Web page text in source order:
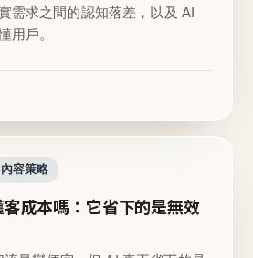
需求之間的認知落差，以及 AI
用戶。
內容策略
成本嗎：它省下的是無效